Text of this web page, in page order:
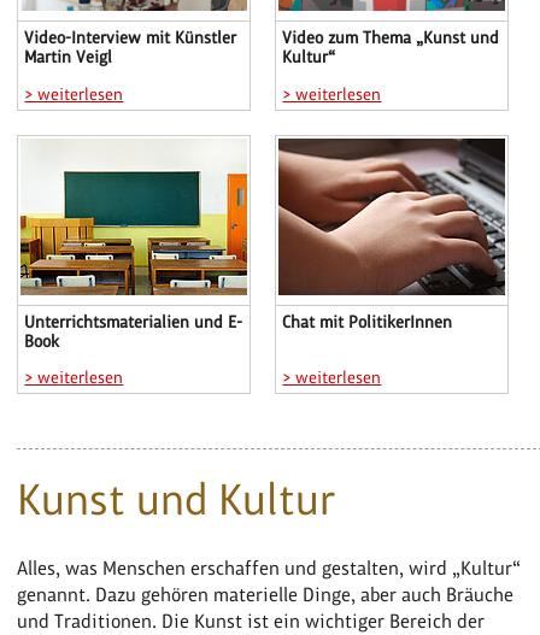
Video-Interview mit Künstler
Martin Veigl
> weiterlesen
Video zum Thema „Kunst und
Kultur“
> weiterlesen
Unterrichtsmaterialien und E-
Book
> weiterlesen
Chat mit PolitikerInnen
> weiterlesen
Kunst und Kultur
Alles, was Menschen erschaffen und gestalten, wird „Kultur“
genannt. Dazu gehören materielle Dinge, aber auch Bräuche
und Traditionen. Die Kunst ist ein wichtiger Bereich der